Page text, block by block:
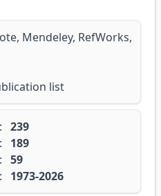
Mendeley, RefWorks,
list
239
189
59
1973-2026